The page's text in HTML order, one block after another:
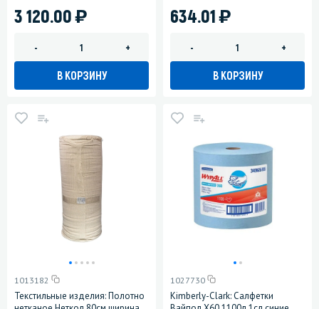
3 120.00)
- +
В КОРЗИНУ
634.01)
- +
В КОРЗИНУ
1013182
Текстильные изделия: Полотно
1027730
Kimberly-Clark: Салфетки